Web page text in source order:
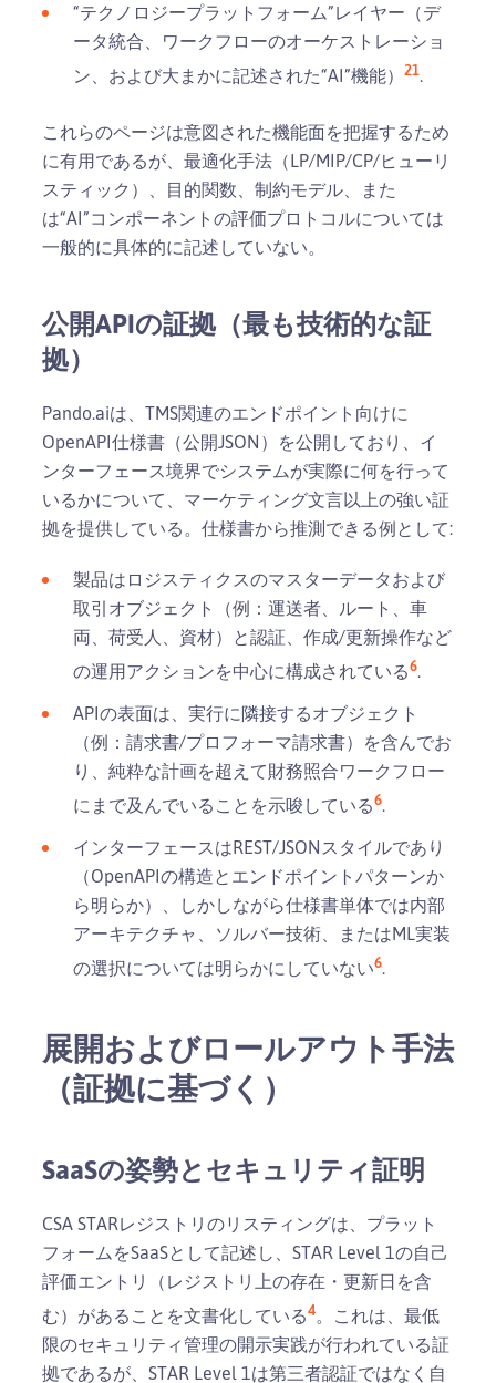
“テクノロジープラットフォーム”レイヤー（デ
ータ統合、ワークフローのオーケストレーショ
ン、および大まかに記述された“AI”機能） 21.
これらのページは意図された機能面を把握するため
に有用であるが、最適化手法（LP/MIP/CP/ヒューリ
スティック）、目的関数、制約モデル、また
は“AI”コンポーネントの評価プロトコルについては
一般的に具体的に記述していない。
公開APIの証拠（最も技術的な証
拠）
Pando.aiは、TMS関連のエンドポイント向けに
OpenAPI仕様書（公開JSON）を公開しており、イ
ンターフェース境界でシステムが実際に何を行って
いるかについて、マーケティング文言以上の強い証
拠を提供している。仕様書から推測できる例として:
製品はロジスティクスのマスターデータおよび
取引オブジェクト（例：運送者、ルート、車
両、荷受人、資材）と認証、作成/更新操作など
の運用アクションを中心に構成されている6.
APIの表面は、実行に隣接するオブジェクト
（例：請求書/プロフォーマ請求書）を含んでお
り、純粋な計画を超えて財務照合ワークフロー
にまで及んでいることを示唆している6.
インターフェースはREST/JSONスタイルであり
（OpenAPIの構造とエンドポイントパターンか
ら明らか）、しかしながら仕様書単体では内部
アーキテクチャ、ソルバー技術、またはML実装
の選択については明らかにしていない6.
展開およびロールアウト手法
（証拠に基づく）
SaaSの姿勢とセキュリティ証明
CSA STARレジストリのリスティングは、プラット
フォームをSaaSとして記述し、STAR Level 1の自己
評価エントリ（レジストリ上の存在・更新日を含
む）があることを文書化している4。これは、最低
限のセキュリティ管理の開示実践が行われている証
拠であるが、STAR Level 1は第三者認証ではなく自